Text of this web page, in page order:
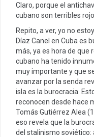
Claro, porque el
cubano son terribles
Repito, a ver, yo no
Díaz Canel en Cuba es
más, ya es hora de que
cubano ha tenido
muy importante y que
avanzar por la senda
isla es la burocracia.
reconocen desde hace
Tomás Gutiérrez Alea
eso revela que la
del stalinismo soviético: